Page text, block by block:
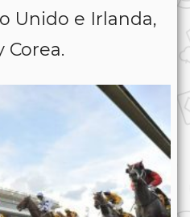
Unido e Irlanda,
Corea.